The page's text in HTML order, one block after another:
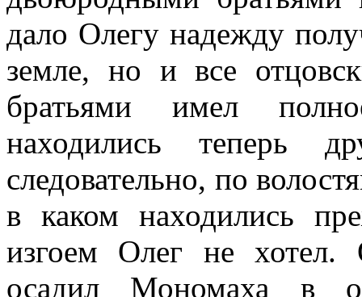
дало Олегу надежду
земле, но и все
братьями имел
находились
следовательно, по
в каком находились
изгоем Олег не
осадил Мономаха в